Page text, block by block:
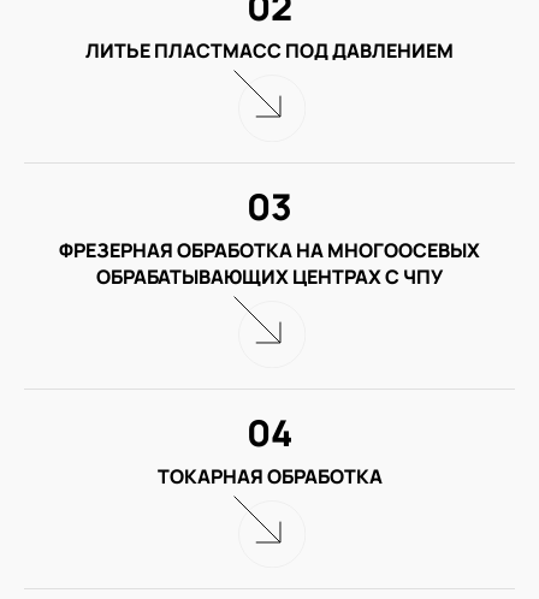
ЛИТЬЕ ПЛАСТМАСС ПОД ДАВЛЕНИЕМ
ФРЕЗЕРНАЯ ОБРАБОТКА НА МНОГООСЕВЫХ
ОБРАБАТЫВАЮЩИХ ЦЕНТРАХ С ЧПУ
03
ТОКАРНАЯ ОБРАБОТКА
04